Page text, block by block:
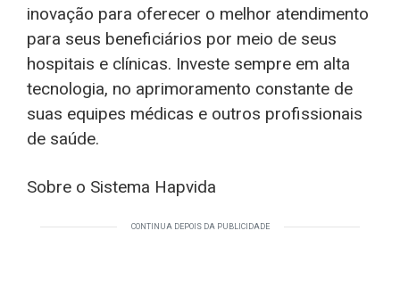
inovação para oferecer o melhor atendimento
para seus beneficiários por meio de seus
hospitais e clínicas. Investe sempre em alta
tecnologia, no aprimoramento constante de
suas equipes médicas e outros profissionais
de saúde.
Sobre o Sistema Hapvida
CONTINUA DEPOIS DA PUBLICIDADE